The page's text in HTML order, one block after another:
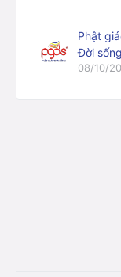
Phật
Đời sống
08/10/